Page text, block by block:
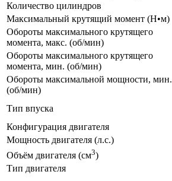
Количество цилиндров
Максимальный крутящий момент (Н•м)
Обороты максимального крутящего
момента, макс. (об/мин)
Обороты максимального крутящего
момента, мин. (об/мин)
Обороты максимальной мощности, мин.
(об/мин)
Тип впуска
Конфигурация двигателя
Мощность двигателя (л.с.)
Объём двигателя (см3)
Тип двигателя